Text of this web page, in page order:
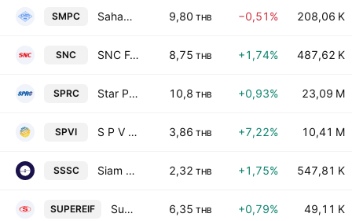
SMPC Sahamitr Pressure Container Public Co. Ltd. 9,80 THB −0,51% 208,06 K
SNC SNC Former Public Co., Ltd. 8,75 THB +1,74% 487,62 K
SPRC Star Petroleum Refining Public Co. Ltd. 10,8 THB +0,93% 23,09 M
SPVI S P V I Public Company Ltd 3,86 THB +7,22% 10,41 M
SSSC Siam Steel Service Center Public Co., Ltd. 2,32 THB +1,75% 547,81 K
SUPEREIF Super Energy Power Plant Infrastructure Fund 6,35 THB +0,79% 49,11 K